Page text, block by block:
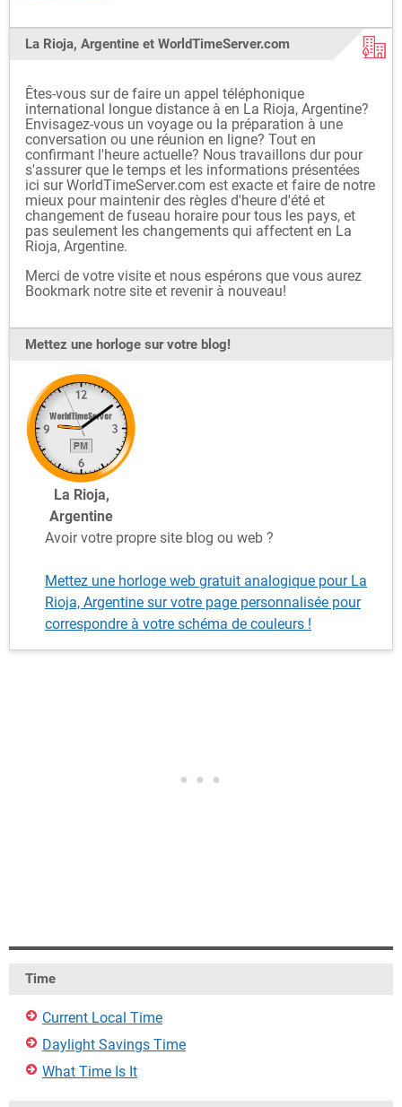
La Rioja, Argentine et WorldTimeServer.com
Êtes-vous sur de faire un appel téléphonique
international longue distance à en La Rioja, Argentine?
Envisagez-vous un voyage ou la préparation à une
conversation ou une réunion en ligne? Tout en
confirmant l'heure actuelle? Nous travaillons dur pour
s'assurer que le temps et les informations présentées
ici sur WorldTimeServer.com est exacte et faire de notre
mieux pour maintenir des règles d'heure d'été et
changement de fuseau horaire pour tous les pays, et
pas seulement les changements qui affectent en La
Rioja, Argentine.
Merci de votre visite et nous espérons que vous aurez
Bookmark notre site et revenir à nouveau!
Mettez une horloge sur votre blog!
La Rioja,
Argentine
Avoir votre propre site blog ou web ?
Mettez une horloge web gratuit analogique pour La
Rioja, Argentine sur votre page personnalisée pour
correspondre à votre schéma de couleurs !
Time
Current Local Time
Daylight Savings Time
What Time Is It